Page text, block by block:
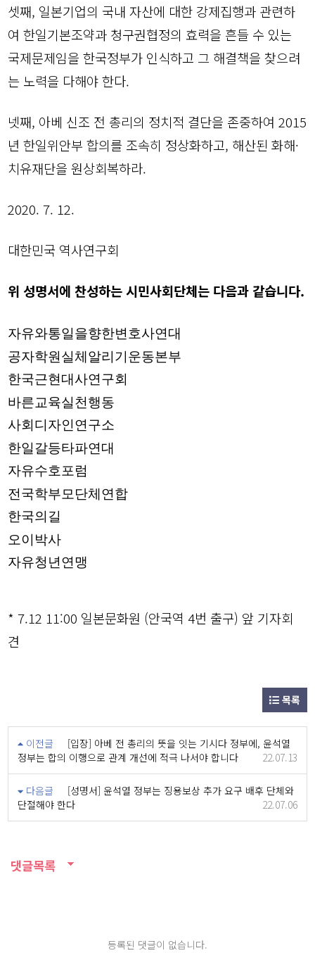
셋째, 일본기업의 국내 자산에 대한 강제집행과 관련하
여 한일기본조약과 청구권협정의 효력을 흔들 수 있는
국제문제임을 한국정부가 인식하고 그 해결책을 찾으려
는 노력을 다해야 한다.
넷째, 아베 신조 전 총리의 정치적 결단을 존중하여 2015
년 한일위안부 합의를 조속히 정상화하고, 해산된 화해·
치유재단을 원상회복하라.
2020. 7. 12.
대한민국 역사연구회
위 성명서에 찬성하는 시민사회단체는 다음과 같습니다.
자유와통일을향한변호사연대
공자학원실체알리기운동본부
한국근현대사연구회
바른교육실천행동
사회디자인연구소
한일갈등타파연대
자유수호포럼
전국학부모단체연합
한국의길
오이박사
자유청년연맹
* 7.12 11:00 일본문화원 (안국역 4번 출구) 앞 기자회
견
목록
이전글
[입장] 아베 전 총리의 뜻을 잇는 기시다 정부에, 윤석열
정부는 합의 이행으로 관계 개선에 적극 나서야 합니다
22.07.13
다음글
[성명서] 윤석열 정부는 징용보상 추가 요구 배후 단체와
단절해야 한다
22.07.06
댓글목록
등록된 댓글이 없습니다.